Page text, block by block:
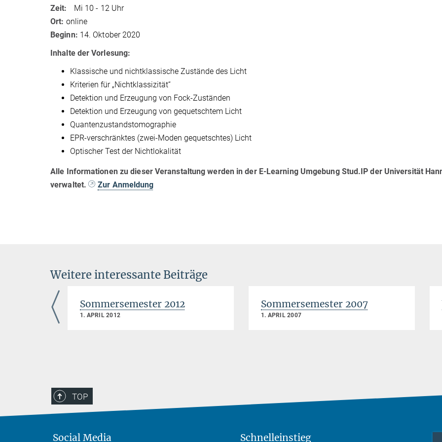
Zeit: Mi 10 - 12 Uhr
Ort: online
Beginn: 14. Oktober 2020
Inhalte der Vorlesung:
Klassische und nichtklassische Zustände des Licht
Kriterien für „Nichtklassizität“
Detektion und Erzeugung von Fock-Zuständen
Detektion und Erzeugung von gequetschtem Licht
Quantenzustandstomographie
EPR-verschränktes (zwei-Moden gequetschtes) Licht
Optischer Test der Nichtlokalität
Alle Informationen zu dieser Veranstaltung werden in der E-Learning Umgebung Stud.IP der Universität
verwaltet.
Zur Anmeldung
Weitere interessante Beiträge
Sommersemester 2012
1. APRIL 2012
Sommersemester 2007
1. APRIL 2007
TOP
Social Media Schnelleinstieg